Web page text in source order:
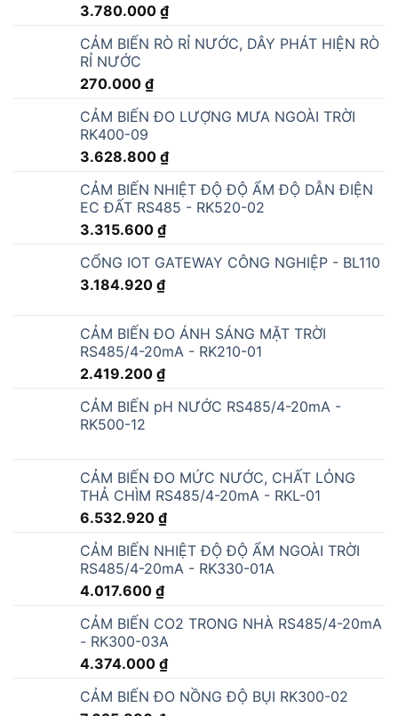
3.780.000 ₫
CẢM BIẾN RÒ RỈ NƯỚC, DÂY PHÁT HIỆN RÒ
RỈ NƯỚC
270.000 ₫
CẢM BIẾN ĐO LƯỢNG MƯA NGOÀI TRỜI
RK400-09
3.628.800 ₫
CẢM BIẾN NHIỆT ĐỘ ĐỘ ẨM ĐỘ DẪN ĐIỆN
EC ĐẤT RS485 - RK520-02
3.315.600 ₫
CỔNG IOT GATEWAY CÔNG NGHIỆP - BL110
3.184.920 ₫
CẢM BIẾN ĐO ÁNH SÁNG MẶT TRỜI
RS485/4-20mA - RK210-01
2.419.200 ₫
CẢM BIẾN pH NƯỚC RS485/4-20mA -
RK500-12
CẢM BIẾN ĐO MỨC NƯỚC, CHẤT LỎNG
THẢ CHÌM RS485/4-20mA - RKL-01
6.532.920 ₫
CẢM BIẾN NHIỆT ĐỘ ĐỘ ẨM NGOÀI TRỜI
RS485/4-20mA - RK330-01A
4.017.600 ₫
CẢM BIẾN CO2 TRONG NHÀ RS485/4-20mA
- RK300-03A
4.374.000 ₫
CẢM BIẾN ĐO NỒNG ĐỘ BỤI RK300-02